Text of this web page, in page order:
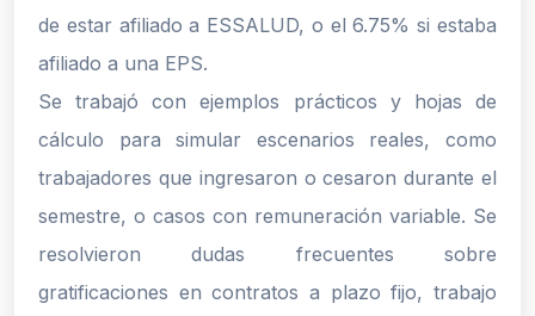
de estar afiliado a ESSALUD, o el 6.75% si estaba
afiliado a una EPS.
Se trabajó con ejemplos prácticos y hojas de
cálculo para simular escenarios reales, como
trabajadores que ingresaron o cesaron durante el
semestre, o casos con remuneración variable. Se
resolvieron dudas frecuentes sobre
gratificaciones en contratos a plazo fijo, trabajo